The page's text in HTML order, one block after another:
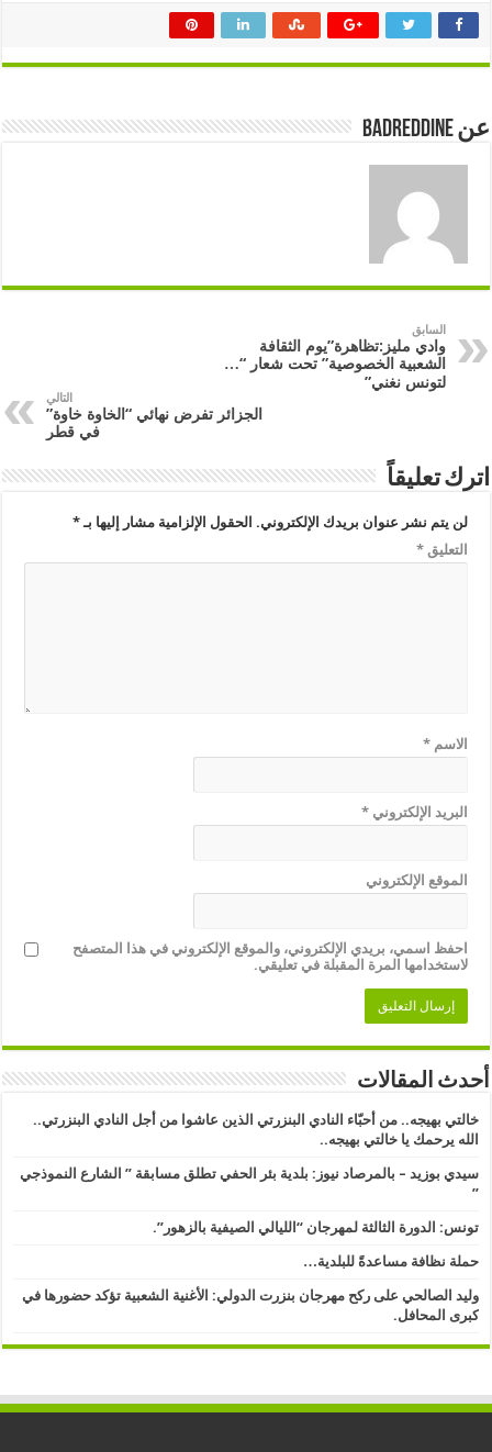
عن badreddine
السابق
وادي مليز:تظاهرة”يوم الثقافة
الشعبية الخصوصية” تحت شعار “…
لتونس نغني”
التالي
الجزائر تفرض نهائي “الخاوة خاوة”
في قطر
اترك تعليقاً
لن يتم نشر عنوان بريدك الإلكتروني. الحقول الإلزامية مشار إليها بـ*
التعليق*
الاسم*
البريد الإلكتروني*
الموقع الإلكتروني
احفظ اسمي، بريدي الإلكتروني، والموقع الإلكتروني في هذا المتصفح
لاستخدامها المرة المقبلة في تعليقي.
أحدث المقالات
خالتي بهيجه.. من أحبّاء النادي البنزرتي الذين عاشوا من أجل النادي البنزرتي..
الله يرحمك يا خالتي بهيجه..
سيدي بوزيد – بالمرصاد نيوز: بلدية بئر الحفي تطلق مسابقة ” الشارع النموذجي
” ​
تونس: الدورة الثالثة لمهرجان “الليالي الصيفية بالزهور”.
حملة نظافة مساعدةً للبلدية…
وليد الصالحي على ركح مهرجان بنزرت الدولي: الأغنية الشعبية تؤكد حضورها في
كبرى المحافل.